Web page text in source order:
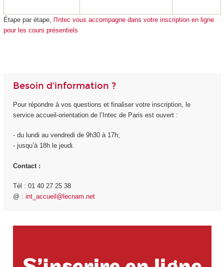
Étape par étape, l'Intec vous accompagne dans votre inscription en ligne
pour les cours présentiels
Besoin d'information ?
Pour répondre à vos questions et finaliser votre inscription, le
service accueil-orientation de l’Intec de Paris est ouvert :
- du lundi au vendredi de 9h30 à 17h;
- jusqu’à 18h le jeudi.
Contact :
Tél : 01 40 27 25 38
@ : int_accueil@lecnam.net